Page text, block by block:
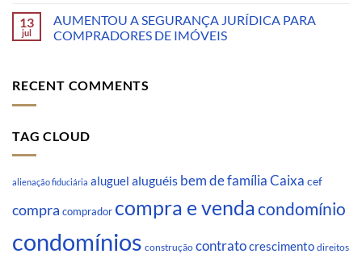
13
jul
AUMENTOU A SEGURANÇA JURÍDICA PARA
COMPRADORES DE IMÓVEIS
RECENT COMMENTS
TAG CLOUD
alienação fiduciária aluguel aluguéis bem de família Caixa cef
compra comprador compra e vendacondomínio
condomínios construção contratocrescimento direitos